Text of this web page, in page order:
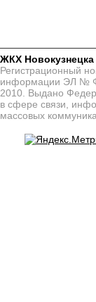
ЖКХ Новокузнецка
Регистрационный
информации ЭЛ №
2010. Выдано
в сфере связи,
массовых